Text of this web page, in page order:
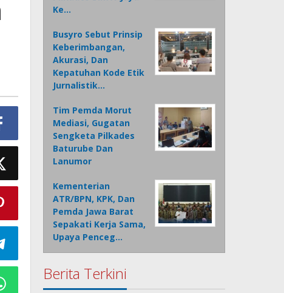
Ke…
Busyro Sebut Prinsip
Keberimbangan,
Akurasi, Dan
Kepatuhan Kode Etik
Jurnalistik…
Tim Pemda Morut
Mediasi, Gugatan
Sengketa Pilkades
Baturube Dan
Lanumor
Kementerian
ATR/BPN, KPK, Dan
Pemda Jawa Barat
Sepakati Kerja Sama,
Upaya Penceg…
Berita Terkini